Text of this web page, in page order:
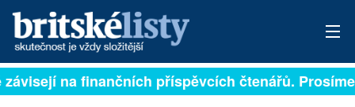
PŘIHLÁSIT
na finančních příspěvcích čtenářů.